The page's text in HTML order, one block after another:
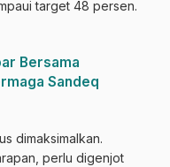
target 48 persen.
Bersama
Sandeq
dimaksimalkan.
perlu digenjot